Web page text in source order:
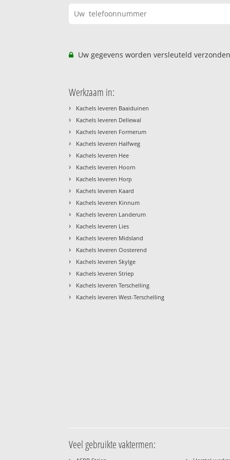
Uw gegevens worden versleuteld
Werkzaam in:
› Kachels leveren Baaiduinen
› Kachels leveren Dellewal
› Kachels leveren Formerum
› Kachels leveren Halfweg
› Kachels leveren Hee
› Kachels leveren Hoorn
› Kachels leveren Horp
› Kachels leveren Kaard
› Kachels leveren Kinnum
› Kachels leveren Landerum
› Kachels leveren Lies
› Kachels leveren Midsland
› Kachels leveren Oosterend
› Kachels leveren Skylge
› Kachels leveren Striep
› Kachels leveren Terschelling
› Kachels leveren West-Terschelling
Veel gebruikte vaktermen: